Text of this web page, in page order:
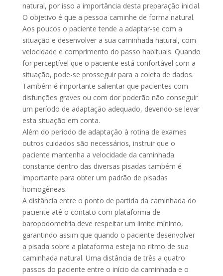
natural, por isso a importância desta preparação inicial.
O objetivo é que a pessoa caminhe de forma natural.
Aos poucos o paciente tende a adaptar-se com a
situação e desenvolver a sua caminhada natural, com
velocidade e comprimento do passo habituais. Quando
for perceptível que o paciente está confortável com a
situação, pode-se prosseguir para a coleta de dados.
Também é importante salientar que pacientes com
disfunções graves ou com dor poderão não conseguir
um período de adaptação adequado, devendo-se levar
esta situação em conta.
Além do período de adaptação à rotina de exames
outros cuidados são necessários, instruir que o
paciente mantenha a velocidade da caminhada
constante dentro das diversas pisadas também é
importante para obter um padrão de pisadas
homogêneas.
A distância entre o ponto de partida da caminhada do
paciente até o contato com plataforma de
baropodometria deve respeitar um limite mínimo,
garantindo assim que quando o paciente desenvolver
a pisada sobre a plataforma esteja no ritmo de sua
caminhada natural. Uma distância de três a quatro
passos do paciente entre o início da caminhada e o